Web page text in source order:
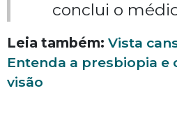
conclui o
Leia também: Vista
Entenda a presbiopia e
visão